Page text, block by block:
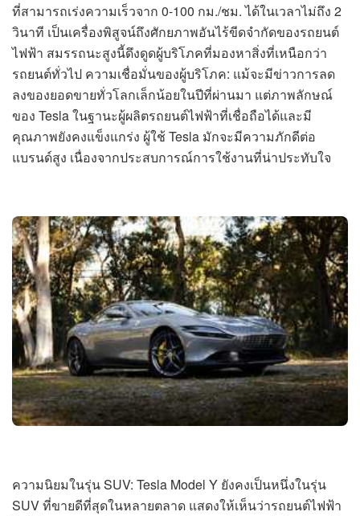
ที่สามารถเร่งความเร็วจาก 0-100 กม./ชม. ได้ในเวลาไม่ถึง 2
วินาที เป็นเครื่องพิสูจน์ถึงศักยภาพอันไร้ขีดจำกัดของรถยนต์
ไฟฟ้า สมรรถนะสูงนี้ดึงดูดผู้บริโภคที่มองหาสิ่งที่เหนือกว่า
รถยนต์ทั่วไป ความเชื่อมั่นของผู้บริโภค: แม้จะมีข่าวการลด
ลงของยอดขายทั่วโลกเล็กน้อยในปีที่ผ่านมา แต่ภาพลักษณ์
ของ Tesla ในฐานะผู้ผลิตรถยนต์ไฟฟ้าที่เชื่อถือได้และมี
คุณภาพยังคงแข็งแกร่ง ผู้ใช้ Tesla มักจะมีความภักดีต่อ
แบรนด์สูง เนื่องจากประสบการณ์การใช้งานที่น่าประทับใจ
ความนิยมในรุ่น SUV: Tesla Model Y ยังคงเป็นหนึ่งในรุ่น
SUV ที่ขายดีที่สุดในหลายตลาด แสดงให้เห็นว่ารถยนต์ไฟฟ้า